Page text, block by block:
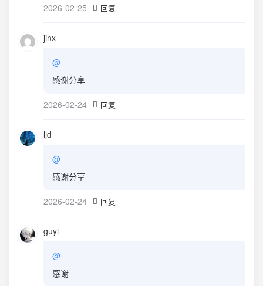
2026-02-25 回复
jinx
@
感谢分享
2026-02-24 回复
ljd
@
感谢分享
2026-02-24 回复
guyi
@
感谢